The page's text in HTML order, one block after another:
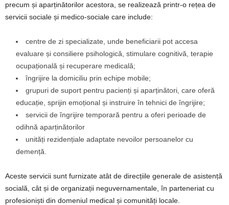
precum și aparținătorilor acestora, se realizează printr-o rețea de
servicii sociale și medico-sociale care include:
centre de zi specializate, unde beneficiarii pot accesa
evaluare și consiliere psihologică, stimulare cognitivă, terapie
ocupațională și recuperare medicală;
îngrijire la domiciliu prin echipe mobile;
grupuri de suport pentru pacienți și aparținători, care oferă
educație, sprijin emoțional și instruire în tehnici de îngrijire;
servicii de îngrijire temporară pentru a oferi perioade de
odihnă aparținătorilor
unități rezidențiale adaptate nevoilor persoanelor cu
demență.
Aceste servicii sunt furnizate atât de direcțiile generale de asistență
socială, cât și de organizații neguvernamentale, în parteneriat cu
profesioniști din domeniul medical și comunități locale.